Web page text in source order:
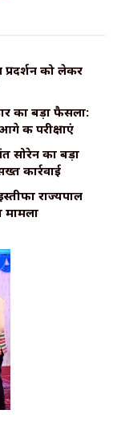
प्रदर्शन को लेकर
का बड़ा फैसला:
की परीक्षाएं
सोरेन का बड़ा
कार्रवाई
राज्यपाल
मामला